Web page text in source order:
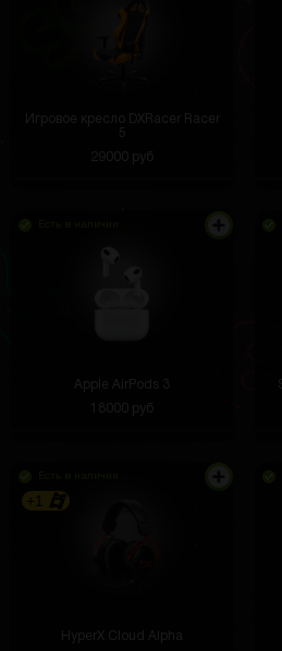
Игровое кресло DXRacer Racer
29000 руб
Apple AirPods 3
18000 руб
+1
HyperX Cloud Alpha